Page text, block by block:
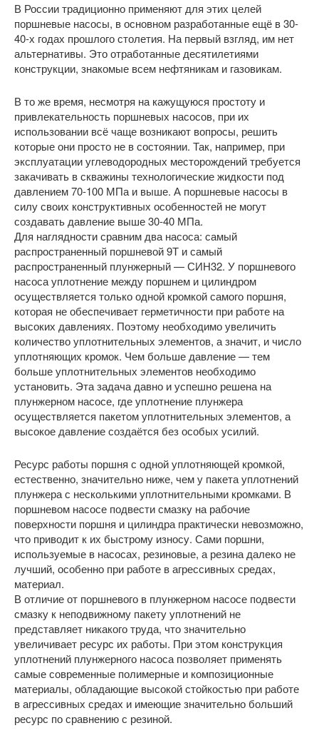
В России традиционно применяют для этих целей
поршневые насосы, в основном разработанные ещё в 30-
40-х годах прошлого столетия. На первый взгляд, им нет
альтернативы. Это отработанные десятилетиями
конструкции, знакомые всем нефтяникам и газовикам.
В то же время, несмотря на кажущуюся простоту и
привлекательность поршневых насосов, при их
использовании всё чаще возникают вопросы, решить
которые они просто не в состоянии. Так, например, при
эксплуатации углеводородных месторождений требуется
закачивать в скважины технологические жидкости под
давлением 70-100 МПа и выше. А поршневые насосы в
силу своих конструктивных особенностей не могут
создавать давление выше 30-40 МПа.
Для наглядности сравним два насоса: самый
распространенный поршневой 9Т и самый
распространенный плунжерный — СИН32. У поршневого
насоса уплотнение между поршнем и цилиндром
осуществляется только одной кромкой самого поршня,
которая не обеспечивает герметичности при работе на
высоких давлениях. Поэтому необходимо увеличить
количество уплотнительных элементов, а значит, и число
уплотняющих кромок. Чем больше давление — тем
больше уплотнительных элементов необходимо
установить. Эта задача давно и успешно решена на
плунжерном насосе, где уплотнение плунжера
осуществляется пакетом уплотнительных элементов, а
высокое давление создаётся без особых усилий.
Ресурс работы поршня с одной уплотняющей кромкой,
естественно, значительно ниже, чем у пакета уплотнений
плунжера с несколькими уплотнительными кромками. В
поршневом насосе подвести смазку на рабочие
поверхности поршня и цилиндра практически невозможно,
что приводит к их быстрому износу. Сами поршни,
используемые в насосах, резиновые, а резина далеко не
лучший, особенно при работе в агрессивных средах,
материал.
В отличие от поршневого в плунжерном насосе подвести
смазку к неподвижному пакету уплотнений не
представляет никакого труда, что значительно
увеличивает ресурс их работы. При этом конструкция
уплотнений плунжерного насоса позволяет применять
самые современные полимерные и композиционные
материалы, обладающие высокой стойкостью при работе
в агрессивных средах и имеющие значительно больший
ресурс по сравнению с резиной.